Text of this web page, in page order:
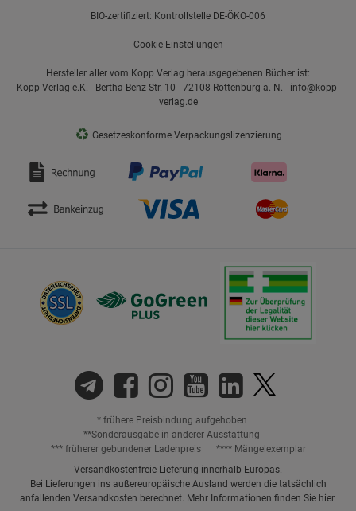
BIO-zertifiziert: Kontrollstelle DE-ÖKO-006
Cookie-Einstellungen
Hersteller aller vom Kopp Verlag herausgegebenen Bücher ist:
Kopp Verlag e.K. - Bertha-Benz-Str. 10 - 72108 Rottenburg a. N. - info@kopp-
verlag.de
♻ Gesetzeskonforme Verpackungslizenzierung
* frühere Preisbindung aufgehoben
**Sonderausgabe in anderer Ausstattung
*** früherer gebundener Ladenpreis
**** Mängelexemplar
Versandkostenfreie Lieferung innerhalb Europas.
Bei Lieferungen ins außereuropäische Ausland werden die tatsächlich
anfallenden Versandkosten berechnet. Mehr Informationen finden Sie hier.